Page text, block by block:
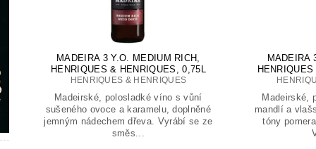
MADEIRA 3 Y.O. MEDIUM RICH,
HENRIQUES & HENRIQUES, 0,75L
HENRIQUES & HENRIQUES
Madeirské, polosladké víno s vůní
sušeného ovoce a karamelu, doplněné
jemným nádechem dřeva. Vyrábí se ze
směs...
MADEIRA
Madeirské,
mandlí a
tóny